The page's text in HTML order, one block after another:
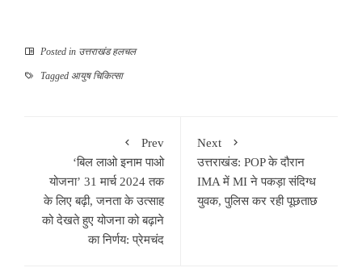
Posted in उत्तराखंड हलचल
Tagged आयुष चिकित्सा
Prev
‘बिल लाओ इनाम पाओ
योजना’ 31 मार्च 2024 तक
के लिए बढ़ी, जनता के उत्साह
को देखते हुए योजना को बढ़ाने
का निर्णय: प्रेमचंद
Next
उत्तराखंड: POP के दौरान
IMA में MI ने पकड़ा संदिग्ध
युवक, पुलिस कर रही पूछताछ